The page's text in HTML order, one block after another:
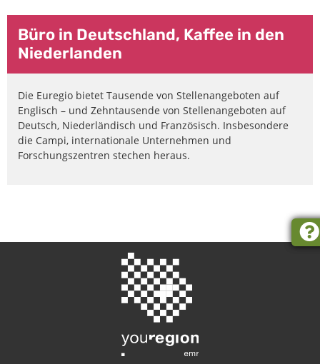
Büro in Deutschland, Kaffee in den
Niederlanden
Die Euregio bietet Tausende von Stellenangeboten auf
Englisch – und Zehntausende von Stellenangeboten auf
Deutsch, Niederländisch und Französisch. Insbesondere
die Campi, internationale Unternehmen und
Forschungszentren stechen heraus.